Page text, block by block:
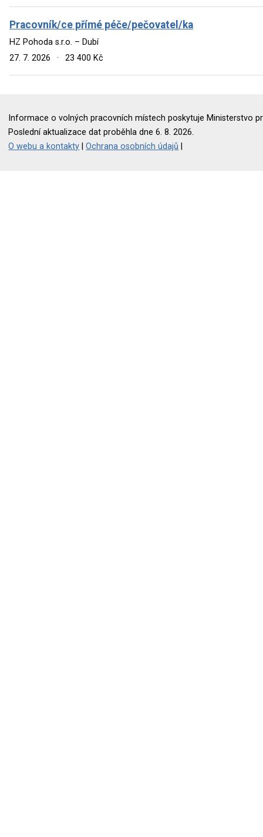
Pracovník/ce přímé péče/pečovatel/ka
HZ Pohoda s.r.o. – Dubí
27. 7. 2026
· 23 400 Kč
Informace o volných pracovních místech poskytuje Ministerstvo
Poslední aktualizace dat proběhla dne 6. 8. 2026.
O webu a kontakty |Ochrana osobních údajů